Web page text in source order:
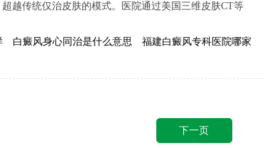
越传统仅治皮肤的模式。医院通过美国三维皮肤CT等
白癜风身心同治是什么意思
福建白癜风专科医院哪家
下一页